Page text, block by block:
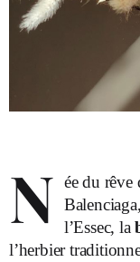
N ée du rêve
l’Essec, la
l’herbier